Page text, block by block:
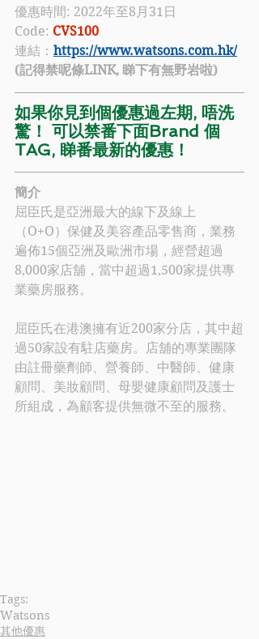
優惠時間: 2022年至8月31日
Code: CVS100
連結： https://www.watsons.com.hk/
(記得禁呢條LINK, 睇下有無野岩啦)
如果你見到個優惠過左期, 唔洗
驚！ 可以禁番下面Brand 個
TAG, 睇番最新的優惠！
簡介
屈臣氏是亞洲最大的線下及線上
（O+O）保健及美容產品零售商，業務
遍佈15個亞洲及歐洲市場，經營超過
8,000家店舖，當中超過1,500家提供專
業藥房服務。
屈臣氏在港澳擁有近200家分店，其中超
過50家設有駐店藥房。店舖的專業團隊
由註冊藥劑師、營養師、中醫師、健康
顧問、美妝顧問、母嬰健康顧問及護士
所組成，為顧客提供無微不至的服務。
Tags:
Watsons
其他優惠